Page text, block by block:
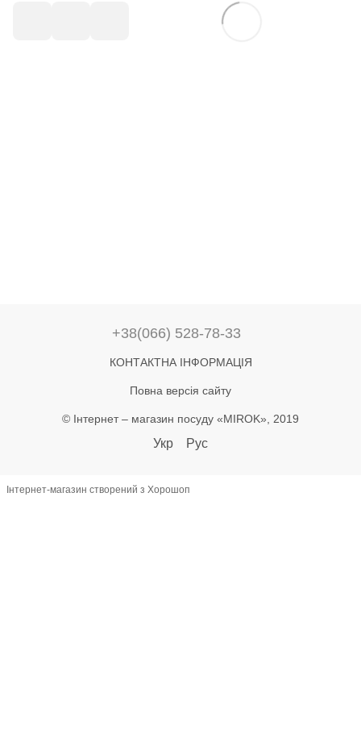
+38(066) 528-78-33
КОНТАКТНА ІНФОРМАЦІЯ
Повна версія сайту
© Інтернет – магазин посуду «MIROK», 2019
Укр Рус
Інтернет-магазин створений з Хорошоп